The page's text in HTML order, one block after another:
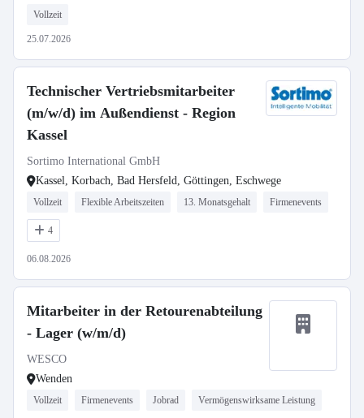
Vollzeit
25.07.2026
Technischer Vertriebsmitarbeiter
(m/w/d) im Außendienst - Region
Kassel
Sortimo International GmbH
Kassel, Korbach, Bad Hersfeld, Göttingen, Eschwege
Vollzeit Flexible Arbeitszeiten 13. Monatsgehalt Firmenevents
4
06.08.2026
Mitarbeiter in der Retourenabteilung
- Lager (w/m/d)
WESCO
Wenden
Vollzeit Firmenevents Jobrad Vermögenswirksame Leistung